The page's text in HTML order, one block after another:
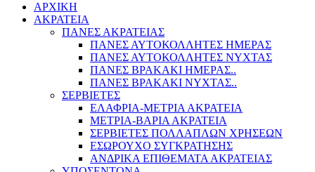
ΑΡΧΙΚΗ
ΑΚΡΑΤΕΙΑ
ΠΑΝΕΣ ΑΚΡΑΤΕΙΑΣ
ΠΑΝΕΣ ΑΥΤΟΚΟΛΛΗΤΕΣ ΗΜΕΡΑΣ
ΠΑΝΕΣ ΑΥΤΟΚΟΛΛΗΤΕΣ ΝΥΧΤΑΣ
ΠΑΝΕΣ ΒΡΑΚΑΚΙ ΗΜΕΡΑΣ..
ΠΑΝΕΣ ΒΡΑΚΑΚΙ ΝΥΧΤΑΣ..
ΣΕΡΒΙΕΤΕΣ
ΕΛΑΦΡΙΑ-ΜΕΤΡΙΑ ΑΚΡΑΤΕΙΑ
ΜΕΤΡΙΑ-ΒΑΡΙΑ ΑΚΡΑΤΕΙΑ
ΣΕΡΒΙΕΤΕΣ ΠΟΛΛΑΠΛΩΝ ΧΡΗΣΕΩΝ
ΕΣΩΡΟΥΧΟ ΣΥΓΚΡΑΤΗΣΗΣ
ΑΝΔΡΙΚΑ ΕΠΙΘΕΜΑΤΑ ΑΚΡΑΤΕΙΑΣ